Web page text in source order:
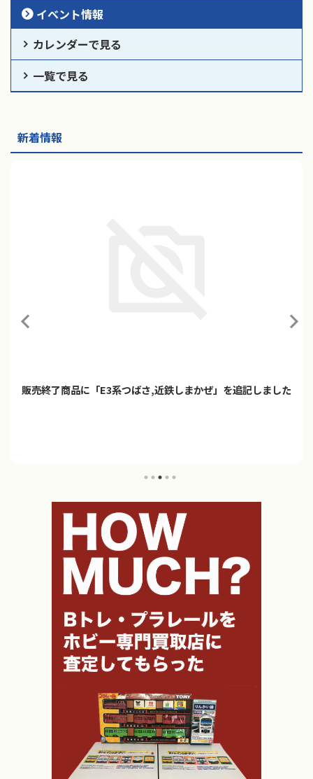
イベント情報
カレンダーで見る
一覧で見る
新着情報
販売終了商品に「E3系つばさ,近鉄しまかぜ」を追記しました